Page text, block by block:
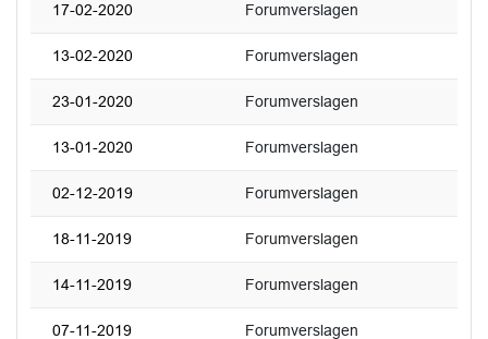
17-02-2020 Forumverslagen
13-02-2020 Forumverslagen
23-01-2020 Forumverslagen
13-01-2020 Forumverslagen
02-12-2019 Forumverslagen
18-11-2019 Forumverslagen
14-11-2019 Forumverslagen
07-11-2019 Forumverslagen